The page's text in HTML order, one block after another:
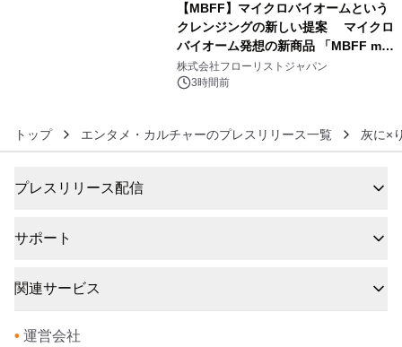
【MBFF】マイクロバイオームという
クレンジングの新しい提案 マイクロ
バイオーム発想の新商品 「MBFF mb
クレンジングPRO」を2026年8月6日
発売
株式会社フローリストジャパン
3時間前
トップ エンタメ・カルチャーのプレスリリース一覧 灰に×
プレスリリース配信
サポート
関連サービス
• 運営会社